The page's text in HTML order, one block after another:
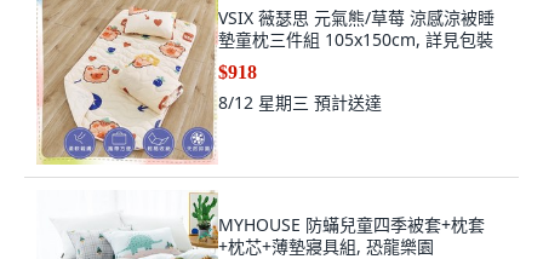
VSIX 薇瑟思 元氣熊/草莓 涼感涼被睡
墊童枕三件組 105x150cm, 詳見包裝
$918
8/12 星期三 預計送達
MYHOUSE 防蟎兒童四季被套+枕套
+枕芯+薄墊寢具組, 恐龍樂園